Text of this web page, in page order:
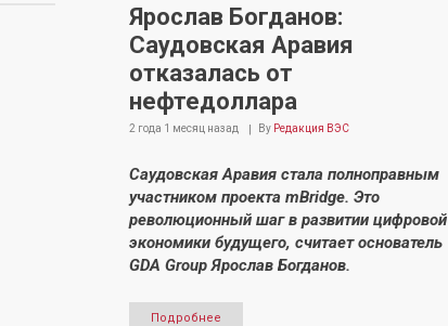
Ярослав Богданов:
Саудовская Аравия
отказалась от
нефтедоллара
2 года 1 месяц назад By Редакция ВЭС
Саудовская Аравия стала полноправным
участником проекта mBridge. Это
революционный шаг в развитии цифровой
экономики будущего, считает основатель
GDA Group Ярослав Богданов.
Подробнее